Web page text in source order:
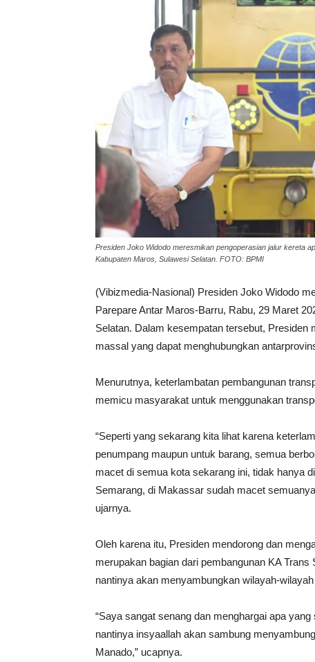
Presiden Joko Widodo meresmikan pengoperasian jalur kereta
Kabupaten Maros, Sulawesi Selatan. FOTO: BPMI
(Vibizmedia-Nasional) Presiden Joko Widodo
Parepare Antar Maros-Barru, Rabu, 29 Maret
Selatan. Dalam kesempatan tersebut,
massal yang dapat menghubungkan
Menurutnya, keterlambatan pembangunan
memicu masyarakat untuk menggunakan
“Seperti yang sekarang kita lihat karena
penumpang maupun untuk barang, semua
macet di semua kota sekarang ini, tidak hanya
Semarang, di Makassar sudah macet
ujarnya.
Oleh karena itu, Presiden mendorong dan
merupakan bagian dari pembangunan KA
nantinya akan menyambungkan wilayah-
“Saya sangat senang dan menghargai apa
nantinya insyaallah akan sambung
Manado,” ucapnya.